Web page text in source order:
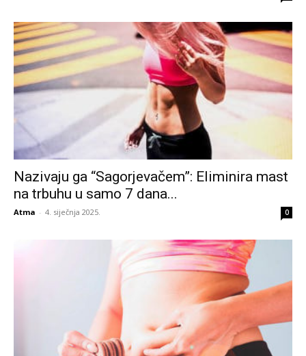
Nazivaju ga “Sagorjevačem”: Eliminira mast
na trbuhu u samo 7 dana...
Atma - 4. siječnja 2025. 0